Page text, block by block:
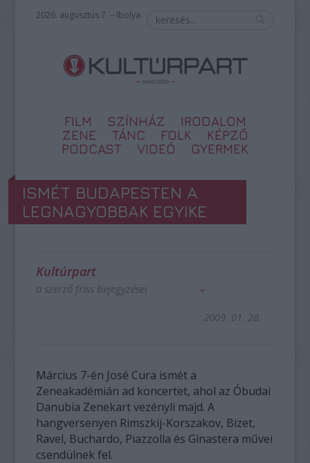
2026. augusztus 7. – Ibolya
FILM SZÍNHÁZ
IRODALOM
ZENE
TÁNC FOLK
KÉPZŐ
PODCAST
VIDEÓ GYERMEK
ISMÉT BUDAPESTEN A
LEGNAGYOBBAK EGYIKE
Kultúrpart
a szerző friss bejegyzései
2009. 01. 28.
Március 7-én José Cura ismét a
Zeneakadémián ad koncertet, ahol az Óbudai
Danubia Zenekart vezényli majd. A
hangversenyen Rimszkij-Korszakov, Bizet,
Ravel, Buchardo, Piazzolla és Ginastera művei
csendülnek fel.